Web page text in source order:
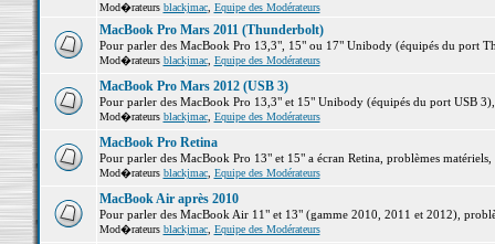
Mod�rateurs blackjmac, Equipe des Modérateurs
MacBook Pro Mars 2011 (Thunderbolt)
Pour parler des MacBook Pro 13,3", 15" ou 17" Unibody (équipés du port
Mod�rateurs blackjmac, Equipe des Modérateurs
MacBook Pro Mars 2012 (USB 3)
Pour parler des MacBook Pro 13,3" et 15" Unibody (équipés du port USB
Mod�rateurs blackjmac, Equipe des Modérateurs
MacBook Pro Retina
Pour parler des MacBook Pro 13" et 15" a écran Retina, problèmes matériels,
Mod�rateurs blackjmac, Equipe des Modérateurs
MacBook Air après 2010
Pour parler des MacBook Air 11" et 13" (gamme 2010, 2011 et 2012),
Mod�rateurs blackjmac, Equipe des Modérateurs